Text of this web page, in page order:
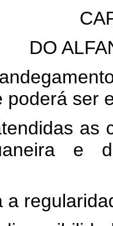
DO
poderá ser
as
e
a